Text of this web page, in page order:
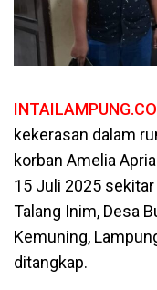
kekerasan dalam
korban Amelia
15 Juli 2025
Talang Inim, Desa
Kemuning,
ditangkap.